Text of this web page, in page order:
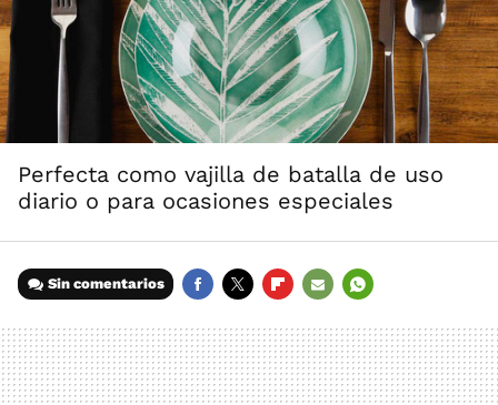
Perfecta como vajilla de batalla de uso
diario o para ocasiones especiales
Sin comentarios
MAIL